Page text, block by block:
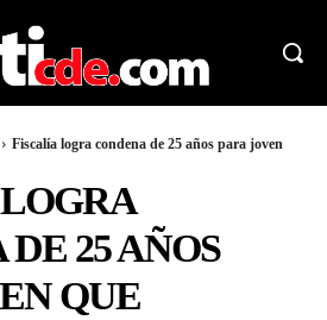
Fiscalía logra condena de 25 años para joven
25 AÑOS
QUE